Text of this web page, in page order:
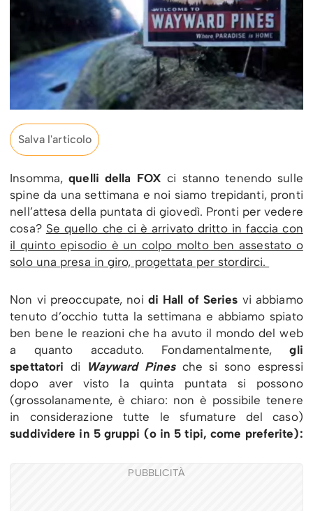
Salva l'articolo
Insomma,quelli della FOX ci stanno tenendo sulle
spine da una settimana e noi siamo trepidanti, pronti
nell’attesa della puntata di giovedì. Pronti per vedere
cosa? Se quello che ci è arrivato dritto in faccia con
il quinto episodio è un colpo molto ben assestato o
solo una presa in giro, progettata per stordirci.
Non vi preoccupate, noi di Hall of Series vi abbiamo
tenuto d’occhio tutta la settimana e abbiamo spiato
ben bene le reazioni che ha avuto il mondo del web
a quanto accaduto. Fondamentalmente,gli
spettatori di Wayward Pinesche si sono espressi
dopo aver visto la quinta puntata si possono
(grossolanamente, è chiaro: non è possibile tenere
in considerazione tutte le sfumature del caso)
suddividere in 5 gruppi (o in 5 tipi, come preferite):
PUBBLICITÀ